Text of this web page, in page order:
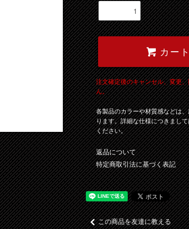
カー
注文確定後のキャンセル、変更
ん。
各製品のカラーや材質感などは
ります。詳細な仕様につきまし
ください。
返品について
特定商取引法に基づく表記
この商品を友達に教える